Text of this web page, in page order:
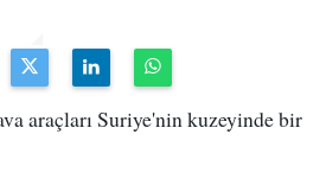
araçları Suriye'nin kuzeyinde bir